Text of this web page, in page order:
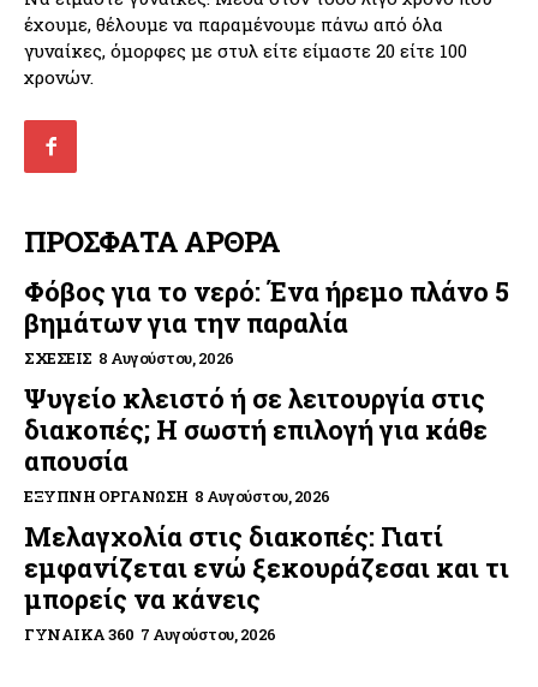
έχουμε, θέλουμε να παραμένουμε πάνω από όλα
γυναίκες, όμορφες με στυλ είτε είμαστε 20 είτε 100
χρονών.
ΠΡΟΣΦΑΤΑ ΑΡΘΡΑ
Φόβος για το νερό: Ένα ήρεμο πλάνο 5
βημάτων για την παραλία
ΣΧΈΣΕΙΣ 8 Αυγούστου, 2026
Ψυγείο κλειστό ή σε λειτουργία στις
διακοπές; Η σωστή επιλογή για κάθε
απουσία
ΈΞΥΠΝΗ ΟΡΓΆΝΩΣΗ 8 Αυγούστου, 2026
Μελαγχολία στις διακοπές: Γιατί
εμφανίζεται ενώ ξεκουράζεσαι και τι
μπορείς να κάνεις
ΓΥΝΑΊΚΑ 360 7 Αυγούστου, 2026